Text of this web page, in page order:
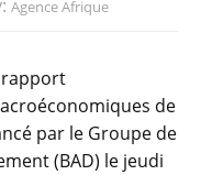
Agence Afrique
rapport
de
par le Groupe de
(BAD) le jeudi